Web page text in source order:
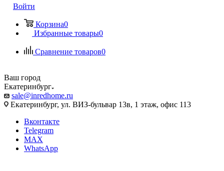
Войти
Корзина0
Избранные товары0
Сравнение товаров0
Ваш город
Екатеринбург
sale@inredhome.ru
Екатеринбург, ул. ВИЗ-бульвар 13в, 1 этаж, офис 113
Вконтакте
Telegram
MAX
WhatsApp